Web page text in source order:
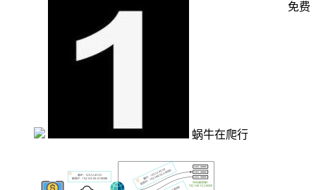
蜗牛在爬行
免费